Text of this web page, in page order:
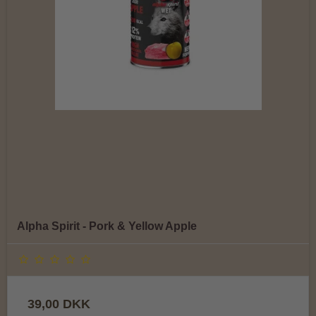
Alpha Spirit - Pork & Yellow Apple
39,00 DKK